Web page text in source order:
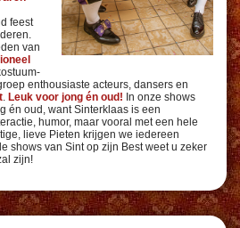
feest
van
enthousiaste acteurs, dansers en
. Leuk voor jong én oud! In onze shows
én oud, want Sinterklaas is een
humor, maar vooral met een hele
lieve Pieten krijgen we iedereen
shows van Sint op zijn Best weet u zeker
zijn!